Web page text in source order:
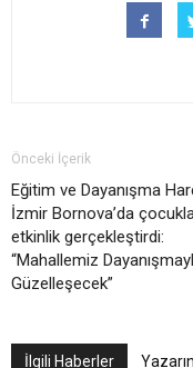
Önceki İçerik
Eğitim ve Dayanışma
İzmir Bornova’da
etkinlik gerçekleştirdi:
“Mahallemiz
Güzelleşecek”
İlgili Haberler